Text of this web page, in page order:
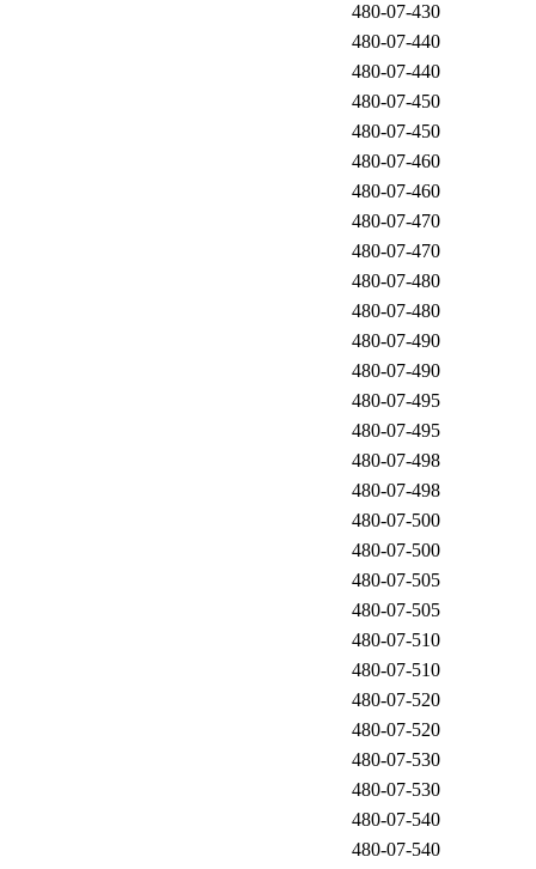
480-07-430
480-07-440
480-07-440
480-07-450
480-07-450
480-07-460
480-07-460
480-07-470
480-07-470
480-07-480
480-07-480
480-07-490
480-07-490
480-07-495
480-07-495
480-07-498
480-07-498
480-07-500
480-07-500
480-07-505
480-07-505
480-07-510
480-07-510
480-07-520
480-07-520
480-07-530
480-07-530
480-07-540
480-07-540